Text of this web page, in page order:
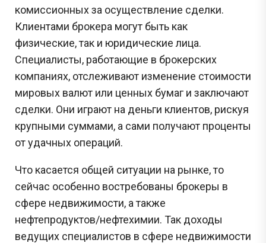
комиссионных за осуществление сделки.
Клиентами брокера могут быть как
физические, так и юридические лица.
Специалисты, работающие в брокерских
компаниях, отслеживают изменение стоимости
мировых валют или ценных бумаг и заключают
сделки. Они играют на деньги клиентов, рискуя
крупными суммами, а сами получают проценты
от удачных операций.
Что касается общей ситуации на рынке, то
сейчас особенно востребованы брокеры в
сфере недвижимости, а также
нефтепродуктов/нефтехимии. Так доходы
ведущих специалистов в сфере недвижимости